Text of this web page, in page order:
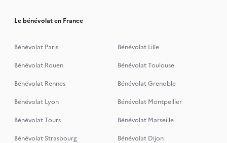
Le bénévolat en France
Bénévolat Paris
Bénévolat Lille
Bénévolat Rouen
Bénévolat Toulouse
Bénévolat Rennes
Bénévolat Grenoble
Bénévolat Lyon
Bénévolat Montpellier
Bénévolat Tours
Bénévolat Marseille
Bénévolat Strasbourg
Bénévolat Dijon